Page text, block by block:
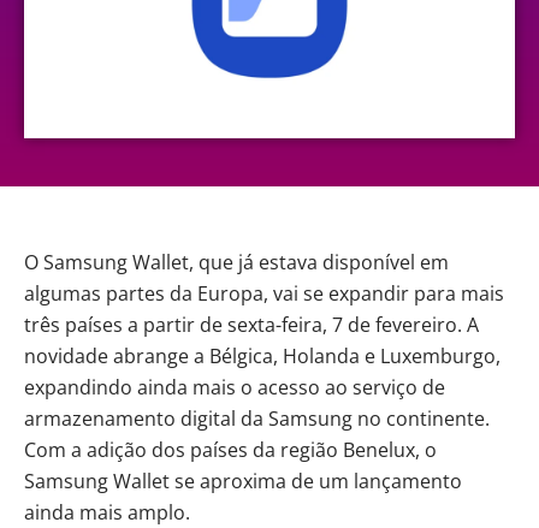
OSamsung Wallet, que já estava disponível em
algumas partes da Europa, vai se expandir para mais
três países a partir de sexta-feira, 7 de fevereiro. A
novidade abrange a Bélgica, Holanda e Luxemburgo,
expandindo ainda mais o acesso ao serviço de
armazenamento digital da Samsung no continente.
Com a adição dos países da região Benelux, o
Samsung Wallet se aproxima de um lançamento
ainda mais amplo.